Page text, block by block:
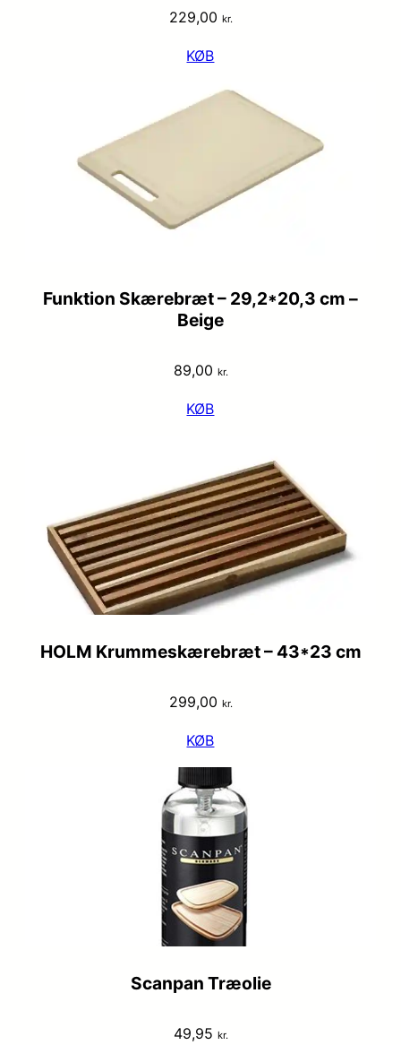
229,00 kr.
KØB
Funktion Skærebræt – 29,2*20,3 cm –
Beige
89,00 kr.
KØB
HOLM Krummeskærebræt – 43*23 cm
299,00 kr.
KØB
Scanpan Træolie
49,95 kr.